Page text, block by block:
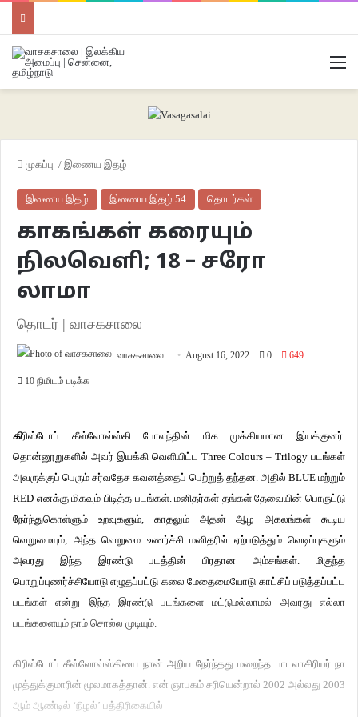
முகப்பு / இணைய இதழ்
இணைய இதழ் இணைய இதழ் 54 தொடர்கள்
காகங்கள் கரையும்
நிலவெளி; 18 – சரோ
லாமா
தொடர் | வாசகசாலை
வாசகசாலை August 16, 2022 0 649
10 நிமிடம் படிக்க
கிரிஸ்டோப் கீஸ்லோவ்ஸ்கி போலந்தின் மிக முக்கியமான இயக்குனர்.
தொன்னூறுகளில் அவர் இயக்கி வெளியிட்ட Three Colours – Trilogy படங்கள்
அவருக்குப் பெரும் சர்வதேச கவனத்தைப் பெற்றுத் தந்தன. அதில் BLUE மற்றும்
RED எனக்கு மிகவும் பிடித்த படங்கள். மனிதர்கள் தங்கள் தேவையின் பொருட்டு
நேர்ந்துகொள்ளும் உறவுகளும், காதலும் அதன் ஆழ அகலங்கள் கூடிய
வெறுமையும், அந்த வெறுமை உணர்ச்சி மனிதரில் ஏற்படுத்தும் வெடிப்புகளும்
அவரது இந்த இரண்டு படத்தின் பிரதான அம்சங்கள். மிகுந்த
பொறுப்புணர்ச்சியோடு எழுதப்பட்டு கலை மேதைமையோடு காட்சிப் படுத்தப்பட்ட
படங்கள் என்று இந்த இரண்டு படங்களை மட்டுமல்லாமல் அவரது எல்லா
படங்களையும் நாம் சொல்ல முடியும்.
கிரிஸ்டோப் கீஸ்லோவ்ஸ்கியை நான் அறிய நேர்ந்தது மறைந்த பாடலாசிரியர் நா
முத்துக்குமாரின் மூலமாகத்தான். என் ஞாபகம் சரியென்றால் 2002 அல்லது 2003
ஆம் ஆண்டில் ‘நிழல்’ பத்திரிகையில்